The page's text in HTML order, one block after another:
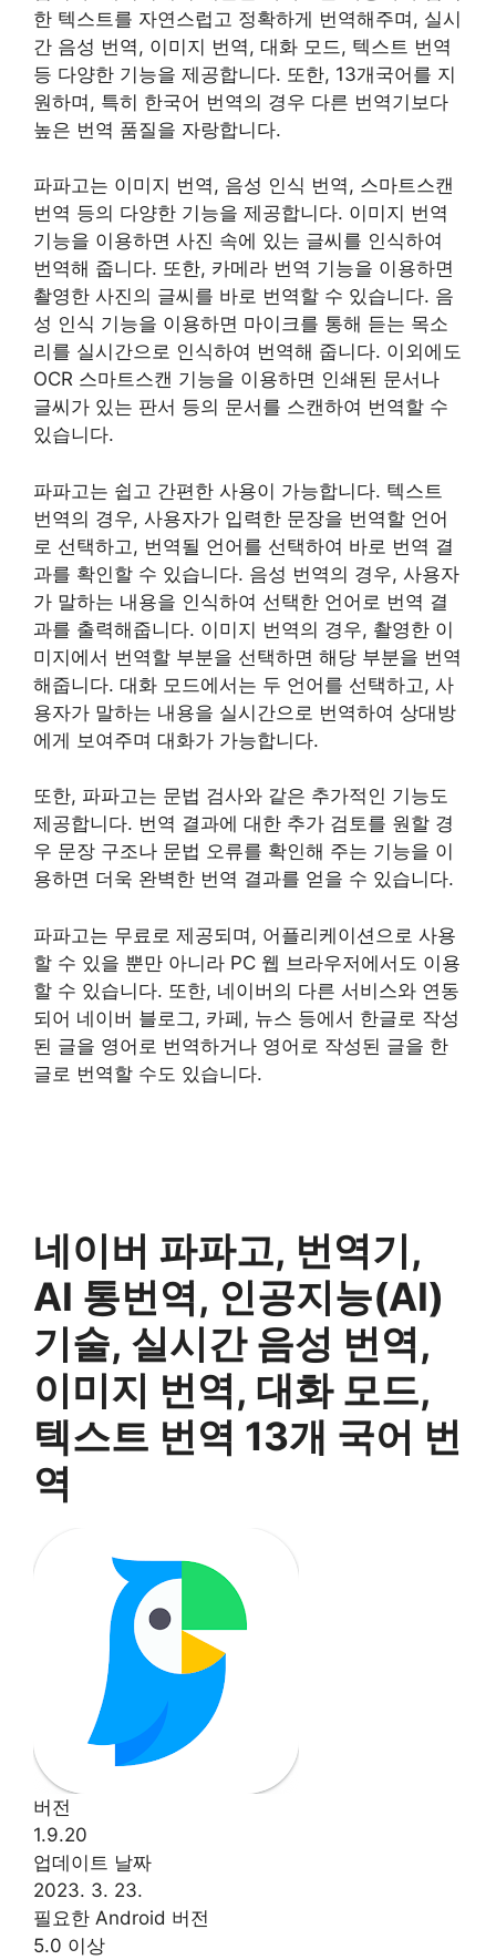
한 텍스트를 자연스럽고 정확하게 번역해주며, 실시
간 음성 번역, 이미지 번역, 대화 모드, 텍스트 번역
등 다양한 기능을 제공합니다. 또한, 13개국어를 지
원하며, 특히 한국어 번역의 경우 다른 번역기보다
높은 번역 품질을 자랑합니다.
파파고는 이미지 번역, 음성 인식 번역, 스마트스캔
번역 등의 다양한 기능을 제공합니다. 이미지 번역
기능을 이용하면 사진 속에 있는 글씨를 인식하여
번역해 줍니다. 또한, 카메라 번역 기능을 이용하면
촬영한 사진의 글씨를 바로 번역할 수 있습니다. 음
성 인식 기능을 이용하면 마이크를 통해 듣는 목소
리를 실시간으로 인식하여 번역해 줍니다. 이외에도
OCR 스마트스캔 기능을 이용하면 인쇄된 문서나
글씨가 있는 판서 등의 문서를 스캔하여 번역할 수
있습니다.
파파고는 쉽고 간편한 사용이 가능합니다. 텍스트
번역의 경우, 사용자가 입력한 문장을 번역할 언어
로 선택하고, 번역될 언어를 선택하여 바로 번역 결
과를 확인할 수 있습니다. 음성 번역의 경우, 사용자
가 말하는 내용을 인식하여 선택한 언어로 번역 결
과를 출력해줍니다. 이미지 번역의 경우, 촬영한 이
미지에서 번역할 부분을 선택하면 해당 부분을 번역
해줍니다. 대화 모드에서는 두 언어를 선택하고, 사
용자가 말하는 내용을 실시간으로 번역하여 상대방
에게 보여주며 대화가 가능합니다.
또한, 파파고는 문법 검사와 같은 추가적인 기능도
제공합니다. 번역 결과에 대한 추가 검토를 원할 경
우 문장 구조나 문법 오류를 확인해 주는 기능을 이
용하면 더욱 완벽한 번역 결과를 얻을 수 있습니다.
파파고는 무료로 제공되며, 어플리케이션으로 사용
할 수 있을 뿐만 아니라 PC 웹 브라우저에서도 이용
할 수 있습니다. 또한, 네이버의 다른 서비스와 연동
되어 네이버 블로그, 카페, 뉴스 등에서 한글로 작성
된 글을 영어로 번역하거나 영어로 작성된 글을 한
글로 번역할 수도 있습니다.
네이버 파파고, 번역기,
AI 통번역, 인공지능(AI)
기술, 실시간 음성 번역,
이미지 번역, 대화 모드,
텍스트 번역 13개 국어 번
역
버전
1.9.20
업데이트 날짜
2023. 3. 23.
필요한 Android 버전
5.0 이상